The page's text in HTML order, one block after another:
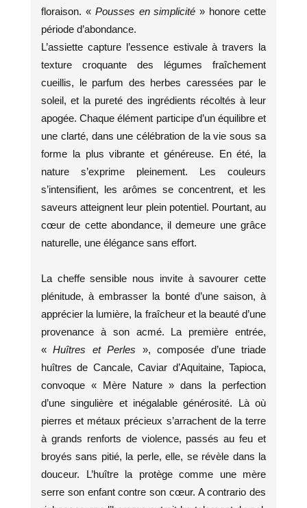
floraison. « Pousses en simplicité » honore cette
période d’abondance.
L’assiette capture l’essence estivale à travers la
texture croquante des légumes fraîchement
cueillis, le parfum des herbes caressées par le
soleil, et la pureté des ingrédients récoltés à leur
apogée. Chaque élément participe d’un équilibre et
une clarté, dans une célébration de la vie sous sa
forme la plus vibrante et généreuse. En été, la
nature s’exprime pleinement. Les couleurs
s’intensifient, les arômes se concentrent, et les
saveurs atteignent leur plein potentiel. Pourtant, au
cœur de cette abondance, il demeure une grâce
naturelle, une élégance sans effort.
La cheffe sensible nous invite à savourer cette
plénitude, à embrasser la bonté d’une saison, à
apprécier la lumière, la fraîcheur et la beauté d’une
provenance à son acmé. La première entrée,
«Huîtres et Perles », composée d’une triade
huîtres de Cancale, Caviar d’Aquitaine, Tapioca,
convoque « Mère Nature » dans la perfection
d’une singulière et inégalable générosité. Là où
pierres et métaux précieux s’arrachent de la terre
à grands renforts de violence, passés au feu et
broyés sans pitié, la perle, elle, se révèle dans la
douceur. L’huître la protège comme une mère
serre son enfant contre son cœur. A contrario des